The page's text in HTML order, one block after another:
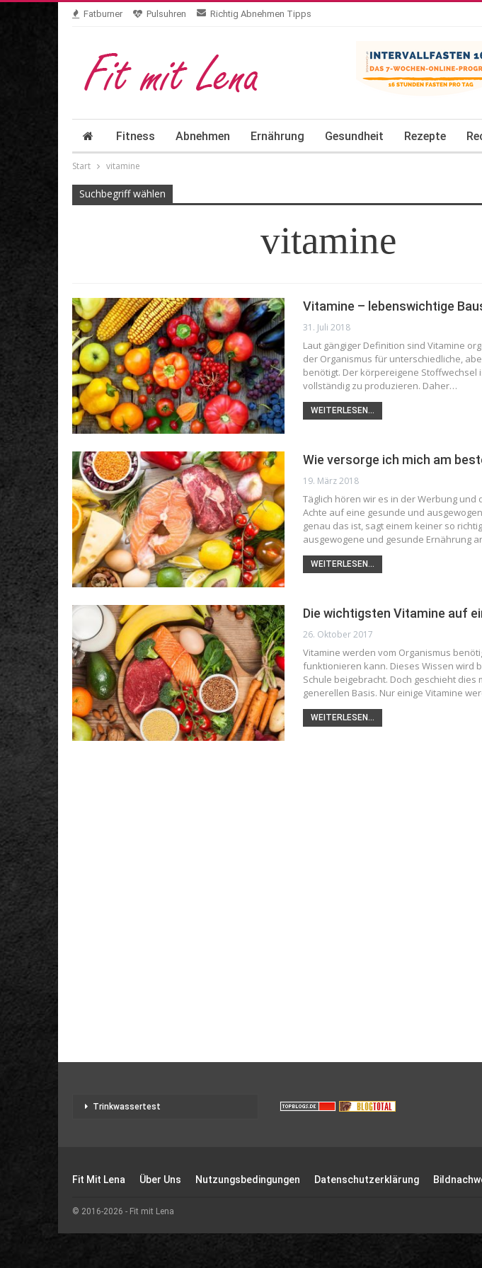
Fatburner Pulsuhren Richtig Abnehmen Tipps
Fitness Abnehmen Ernährung Gesundheit Rezepte
Start vitamine
Suchbegriff wählen
vitamine
Vitamine – lebenswichtige
31. Juli 2018
Laut gängiger Definition sind Vitamine
der Organismus für unterschiedliche,
benötigt. Der körpereigene Stoffwechsel
vollständig zu produzieren. Daher…
WEITERLESEN...
Wie versorge ich mich am
19. März 2018
Täglich hören wir es in der Werbung
Achte auf eine gesunde und
genau das ist, sagt einem keiner so
ausgewogene und gesunde Ernährung
WEITERLESEN...
Die wichtigsten Vitamine auf
26. Oktober 2017
Vitamine werden vom Organismus
funktionieren kann. Dieses Wissen wird
Schule beigebracht. Doch geschieht
generellen Basis. Nur einige Vitamine
WEITERLESEN...
Trinkwassertest
Fit Mit Lena Über Uns Nutzungsbedingungen Datenschutzerklärung
© 2016-2026 - Fit mit Lena